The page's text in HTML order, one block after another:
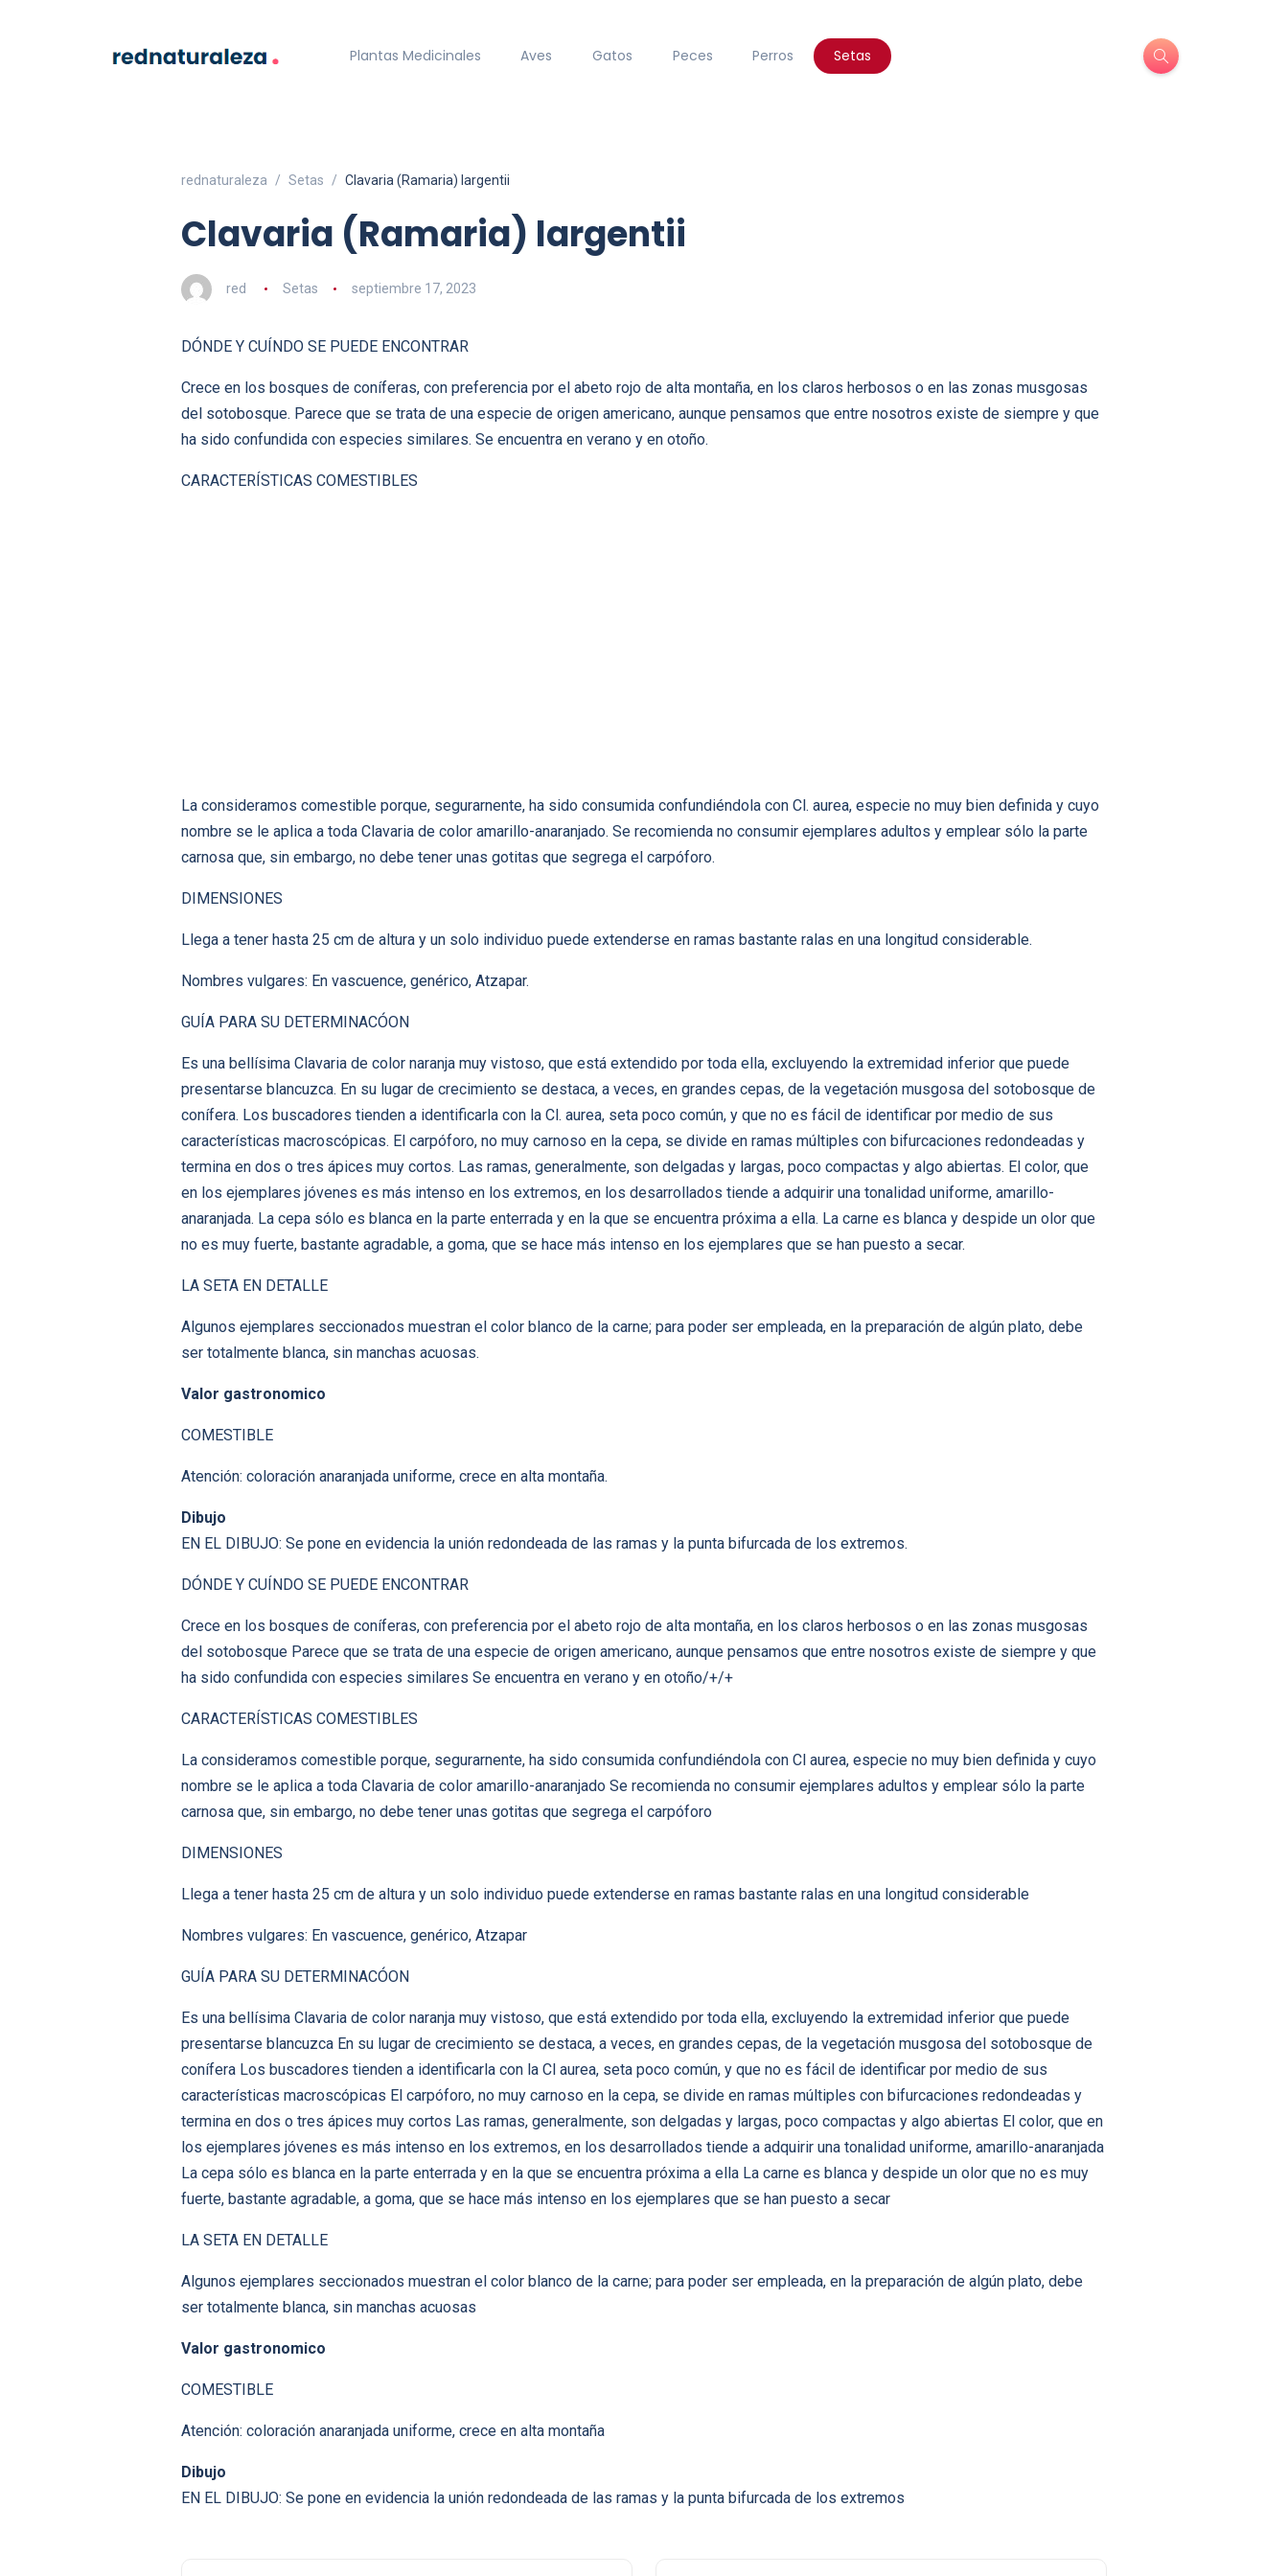
Plantas Medicinales Aves Gatos Peces Perros Setas
rednaturaleza Setas Clavaria (Ramaria) largentii
Clavaria (Ramaria) largentii
red Setas septiembre 17, 2023
DÓNDE Y CUÍNDO SE PUEDE ENCONTRAR
Crece en los bosques de coníferas, con preferencia por el abeto rojo de alta montaña, en los claros herbosos o en las zonas musgosas
del sotobosque. Parece que se trata de una especie de origen americano, aunque pensamos que entre nosotros existe de siempre y que
ha sido confundida con especies similares. Se encuentra en verano y en otoño.
CARACTERÍSTICAS COMESTIBLES
La consideramos comestible porque, segurarnente, ha sido consumida confundiéndola con Cl. aurea, especie no muy bien definida y cuyo
nombre se le aplica a toda Clavaria de color amarillo-anaranjado. Se recomienda no consumir ejemplares adultos y emplear sólo la parte
carnosa que, sin embargo, no debe tener unas gotitas que segrega el carpóforo.
DIMENSIONES
Llega a tener hasta 25 cm de altura y un solo individuo puede extenderse en ramas bastante ralas en una longitud considerable.
Nombres vulgares: En vascuence, genérico, Atzapar.
GUÍA PARA SU DETERMINACÓON
Es una bellísima Clavaria de color naranja muy vistoso, que está extendido por toda ella, excluyendo la extremidad inferior que puede
presentarse blancuzca. En su lugar de crecimiento se destaca, a veces, en grandes cepas, de la vegetación musgosa del sotobosque de
conífera. Los buscadores tienden a identificarla con la Cl. aurea, seta poco común, y que no es fácil de identificar por medio de sus
características macroscópicas. El carpóforo, no muy carnoso en la cepa, se divide en ramas múltiples con bifurcaciones redondeadas y
termina en dos o tres ápices muy cortos. Las ramas, generalmente, son delgadas y largas, poco compactas y algo abiertas. El color, que
en los ejemplares jóvenes es más intenso en los extremos, en los desarrollados tiende a adquirir una tonalidad uniforme, amarillo-
anaranjada. La cepa sólo es blanca en la parte enterrada y en la que se encuentra próxima a ella. La carne es blanca y despide un olor que
no es muy fuerte, bastante agradable, a goma, que se hace más intenso en los ejemplares que se han puesto a secar.
LA SETA EN DETALLE
Algunos ejemplares seccionados muestran el color blanco de la carne; para poder ser empleada, en la preparación de algún plato, debe
ser totalmente blanca, sin manchas acuosas.
Valor gastronomico
COMESTIBLE
Atención: coloración anaranjada uniforme, crece en alta montaña.
Dibujo
EN EL DIBUJO: Se pone en evidencia la unión redondeada de las ramas y la punta bifurcada de los extremos.
DÓNDE Y CUÍNDO SE PUEDE ENCONTRAR
Crece en los bosques de coníferas, con preferencia por el abeto rojo de alta montaña, en los claros herbosos o en las zonas musgosas
del sotobosque Parece que se trata de una especie de origen americano, aunque pensamos que entre nosotros existe de siempre y que
ha sido confundida con especies similares Se encuentra en verano y en otoño/+/+
CARACTERÍSTICAS COMESTIBLES
La consideramos comestible porque, segurarnente, ha sido consumida confundiéndola con Cl aurea, especie no muy bien definida y cuyo
nombre se le aplica a toda Clavaria de color amarillo-anaranjado Se recomienda no consumir ejemplares adultos y emplear sólo la parte
carnosa que, sin embargo, no debe tener unas gotitas que segrega el carpóforo
DIMENSIONES
Llega a tener hasta 25 cm de altura y un solo individuo puede extenderse en ramas bastante ralas en una longitud considerable
Nombres vulgares: En vascuence, genérico, Atzapar
GUÍA PARA SU DETERMINACÓON
Es una bellísima Clavaria de color naranja muy vistoso, que está extendido por toda ella, excluyendo la extremidad inferior que puede
presentarse blancuzca En su lugar de crecimiento se destaca, a veces, en grandes cepas, de la vegetación musgosa del sotobosque de
conífera Los buscadores tienden a identificarla con la Cl aurea, seta poco común, y que no es fácil de identificar por medio de sus
características macroscópicas El carpóforo, no muy carnoso en la cepa, se divide en ramas múltiples con bifurcaciones redondeadas y
termina en dos o tres ápices muy cortos Las ramas, generalmente, son delgadas y largas, poco compactas y algo abiertas El color, que en
los ejemplares jóvenes es más intenso en los extremos, en los desarrollados tiende a adquirir una tonalidad uniforme, amarillo-anaranjada
La cepa sólo es blanca en la parte enterrada y en la que se encuentra próxima a ella La carne es blanca y despide un olor que no es muy
fuerte, bastante agradable, a goma, que se hace más intenso en los ejemplares que se han puesto a secar
LA SETA EN DETALLE
Algunos ejemplares seccionados muestran el color blanco de la carne; para poder ser empleada, en la preparación de algún plato, debe
ser totalmente blanca, sin manchas acuosas
Valor gastronomico
COMESTIBLE
Atención: coloración anaranjada uniforme, crece en alta montaña
Dibujo
EN EL DIBUJO: Se pone en evidencia la unión redondeada de las ramas y la punta bifurcada de los extremos